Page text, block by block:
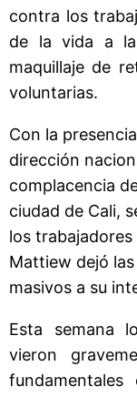
contra los
de la vida a la
maquillaje de
voluntarias.
Con la
dirección
complacencia
ciudad de Cali,
los
Mattiew dejó
masivos a su
Esta semana
vieron